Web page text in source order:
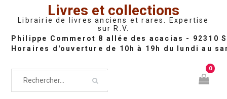
Livres et collections
Librairie de livres anciens et rares. Expertise
sur R.V.
0